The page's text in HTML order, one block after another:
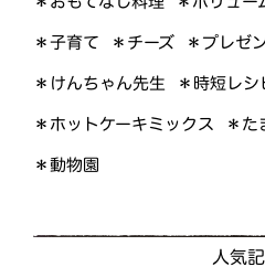
＊子育て ＊チーズ ＊プレゼ
＊けんちゃん先生 ＊時短レシ
＊ホットケーキミックス ＊た
＊動物園
人気